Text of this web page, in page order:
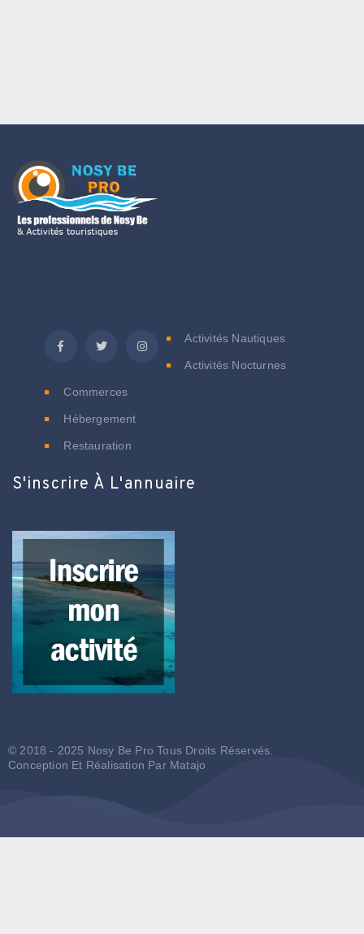
Activités Nautiques
Activités Nocturnes
Commerces
Hébergement
Restauration
S'inscrire À L'annuaire
© 2018 - 2025 Nosy Be Pro Tous Droits Réservés.
Conception Et Réalisation Par Matajo